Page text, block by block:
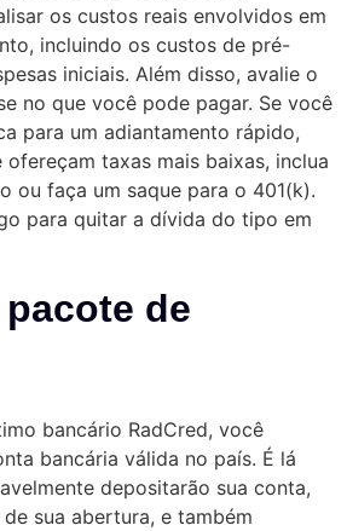
os custos reais envolvidos em
incluindo os custos de pré-
iniciais. Além disso, avalie o
no que você pode pagar. Se você
para um adiantamento rápido,
taxas mais baixas, inclua
ou faça um saque para o 401(k).
para quitar a dívida do tipo em
de
bancário RadCred, você
bancária válida no país. É lá
depositarão sua conta,
sua abertura, e também